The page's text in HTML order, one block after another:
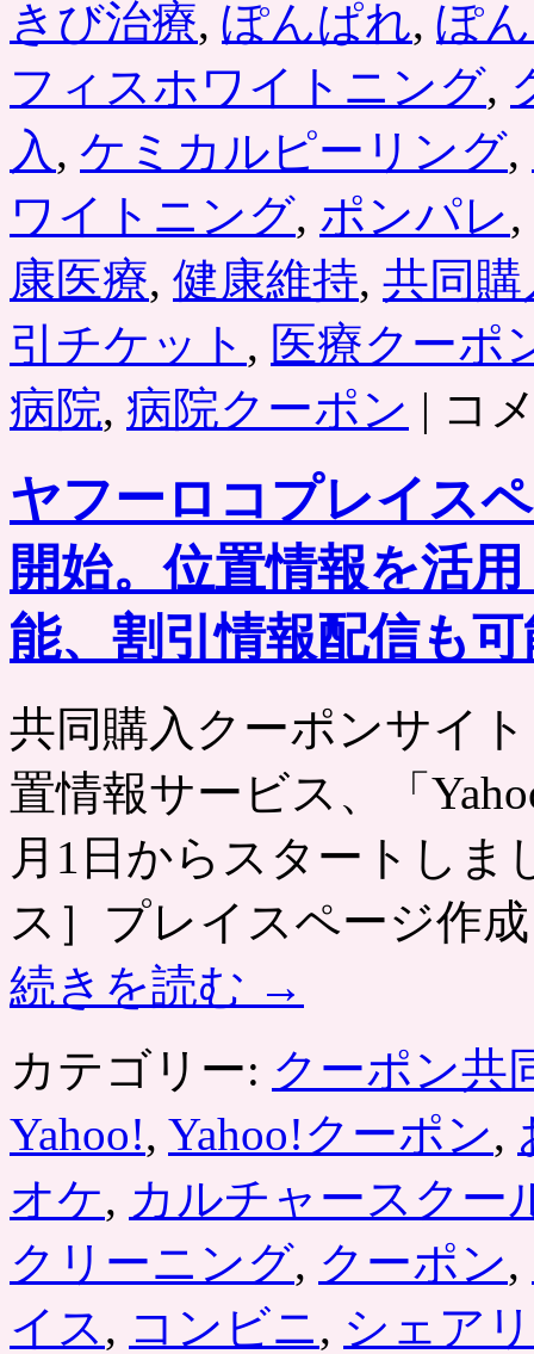
きび治療, ぽんぱれ, ぽ
フィスホワイトニング,
入 , ケミカルピーリング,
ワイトニング, ポンパレ,
康医療, 健康維持, 共同
引チケット , 医療クーポ
病院, 病院クーポン |
に
「健
康・
医
療」
ペ
ー
ジ
加。
リ
ニ
ク・
院
の
ッ
ト・
ン
や、
ヘ
ル
ス
ケ
ア
コ
ヤフーロコプレイス
開始。位置情報を活
能、割引情報配信も
共同購入クーポンサイ
置情報サービス、「
月1日からスタートし
ス］プレイスページ作
続きを読む →
カテゴリー: クーポン共
Yahoo!, Yahoo!クーポン,
オケ, カルチャースクー
クリーニング, クーポン,
イス , コンビニ, シェア